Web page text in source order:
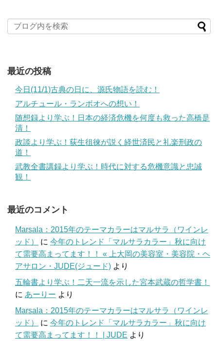
最近の投稿
今日(11/1)古典の日に、源氏物語を読む！
アルチュール・ランボオへの想い！
随想録より学ぶ！日本の経済危機を何度も救った高橋是
清！
政談より学ぶ！荻生徂徠が説く経世済民と礼楽刑政の
道！
武教全書講録より学ぶ！時代に対する危機意識と忠誠
観！
最近のコメント
Marsala：2015年のテーマカラーはマルサラ（ワインレ
ッド）
に 今年のトレンド「マルサラカラー」秋に向け
て需要高まってます！！ « 上大岡の美容室・美容院・ヘ
アサロン・JUDE(ジュード) より
五輪書より学ぶ！二天一流を示した宮本武蔵の哲学書！
に あーりー より
Marsala：2015年のテーマカラーはマルサラ（ワインレ
ッド）
に 今年のトレンド「マルサラカラー」秋に向け
て需要高まってます！！ | JUDE より